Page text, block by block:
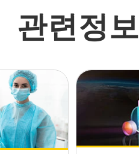
관련정보